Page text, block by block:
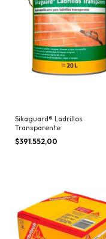
Sikaguard® Ladrillos
Transparente
$391.552,00